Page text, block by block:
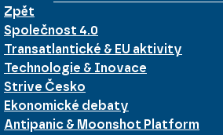
Zpět
Společnost 4.0
Transatlantické & EU aktivity
Technologie & Inovace
Strive Česko
Ekonomické debaty
Antipanic & Moonshot Platform